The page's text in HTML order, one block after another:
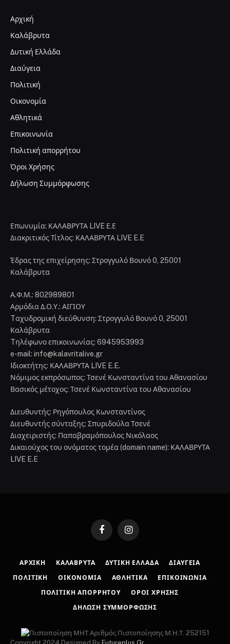
Αρχική
Καλάβρυτα
Δυτική Ελλάδα
Διαύγεια
Πολιτική
Οικονομία
Αθλητικά
Επικοινωνία
Πολιτική απορρήτου
Όροι Χρήσης
Δήλωση Συμμόρφωσης
Επωνυμία: ΚΑΛΑΒΡΥΤΑ LIVE Ε.Ε
Διακριτικός Τίτλος: ΚΑΛΑΒΡΥΤΑ LIVE E.E
Έδρας της επιχείρησης: Στρογγυλό Βουνό 0, 25001
Καλάβρυτα
Α.Φ.Μ.: 802989801
Αρμόδια Δ.Ο.Υ.: ΑΙΓΙΟΥ
Tαχυδρομική διεύθυνση: Στρογγυλό Βουνό 0, 25001
Καλάβρυτα
Tηλέφωνο επικοινωνίας: 6945953993
e-mail: info@kalavritalive.gr
Iδιοκτήτης: ΚΑΛΑΒΡΥΤΑ LIVE E.E.
Νόμιμος εκπρόσωπος: Τσενέ Κωνσταντίνα του Αθανασίου
Βασικός μέτοχος: Τσενέ Κωνσταντίνα του Αθανασίου
Διευθυντής: Ρηγόπουλος Κωνσταντίνος
Διευθυντής σύνταξης: Σπυριδούλα Τσενέ
Διαχειριστής: Παπαβραμόπουλος Νικόλαος
Δικαιούχος του ονόματος τομέα (domain name): ΚΑΛΑΒΡΥΤΑ
LIVE E.E
FacebookInstagram
ΑΡΧΙΚΉ ΚΑΛΆΒΡΥΤΑ ΔΥΤΙΚΉ ΕΛΛΆΔΑ ΔΙΑΎΓΕΙΑ
ΠΟΛΙΤΙΚΉ ΟΙΚΟΝΟΜΊΑ ΑΘΛΗΤΙΚΆ ΕΠΙΚΟΙΝΩΝΊΑ
ΠΟΛΙΤΙΚΉ ΑΠΟΡΡΉΤΟΥ ΌΡΟΙ ΧΡΉΣΗΣ
ΔΉΛΩΣΗ ΣΥΜΜΌΡΦΩΣΗΣ
Αριθμός Πιστοποίησης Μ.Η.Τ. 252151